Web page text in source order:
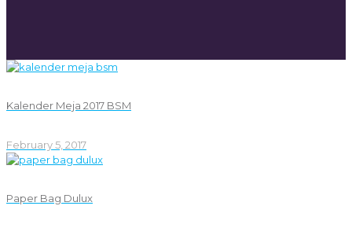
Kalender Meja 2017 BSM
February 5, 2017
Paper Bag Dulux